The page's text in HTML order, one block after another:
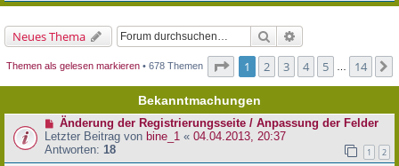
Neues Thema Suche
Themen als gelesen markieren • 678 Themen Seite von
1 2 3 4 5 14
Bekanntmachungen
Änderung der Registrierungsseite / Anpassung der Felder
Letzter Beitrag von bine_1 « 04.04.2013, 20:37
Antworten: 18 1 2